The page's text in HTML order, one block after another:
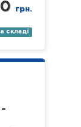
грн.
складі